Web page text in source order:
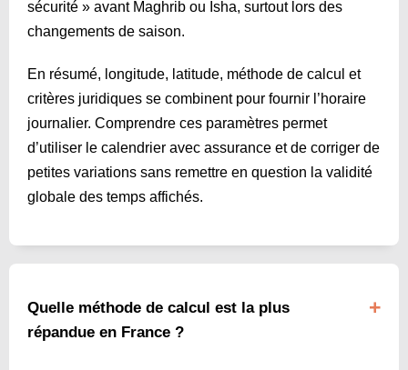
sécurité » avant Maghrib ou Isha, surtout lors des
changements de saison.
En résumé, longitude, latitude, méthode de calcul et
critères juridiques se combinent pour fournir l’horaire
journalier. Comprendre ces paramètres permet
d’utiliser le calendrier avec assurance et de corriger de
petites variations sans remettre en question la validité
globale des temps affichés.
Quelle méthode de calcul est la plus
répandue en France ?